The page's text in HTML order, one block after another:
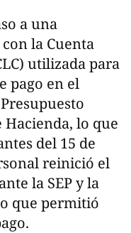
a una
la Cuenta
utilizada para
pago en el
Hacienda, lo que
del 15 de
reinició el
la SEP y la
que permitió